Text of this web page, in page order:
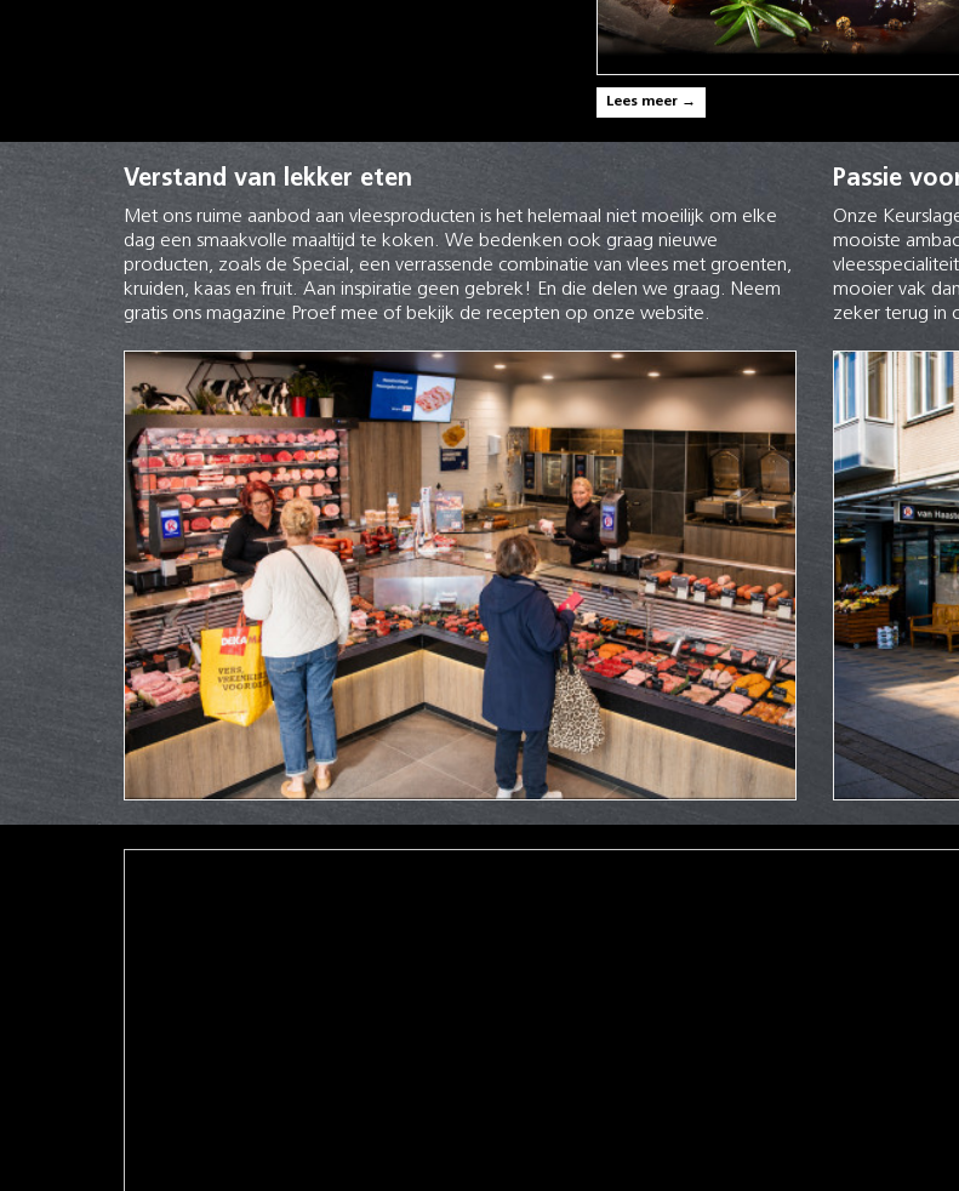
Lees meer →
Verstand van lekker eten
Met ons ruime aanbod aan vleesproducten is het helemaal niet moeilijk om elke
dag een smaakvolle maaltijd te koken. We bedenken ook graag nieuwe
producten, zoals de Special, een verrassende combinatie van vlees met groenten,
kruiden, kaas en fruit. Aan inspiratie geen gebrek! En die delen we graag. Neem
gratis ons magazine Proef mee of bekijk de recepten op onze website.
Passie
Onze
mooiste
mooier vak
zeker terug in